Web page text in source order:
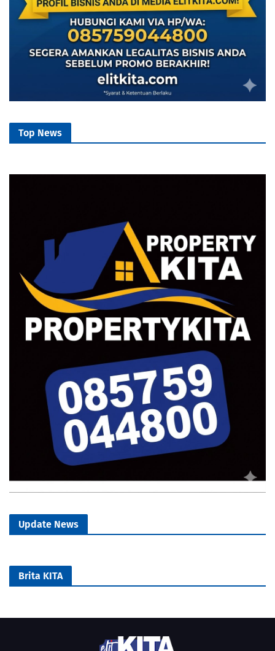
Top News
Update News
Brita KITA